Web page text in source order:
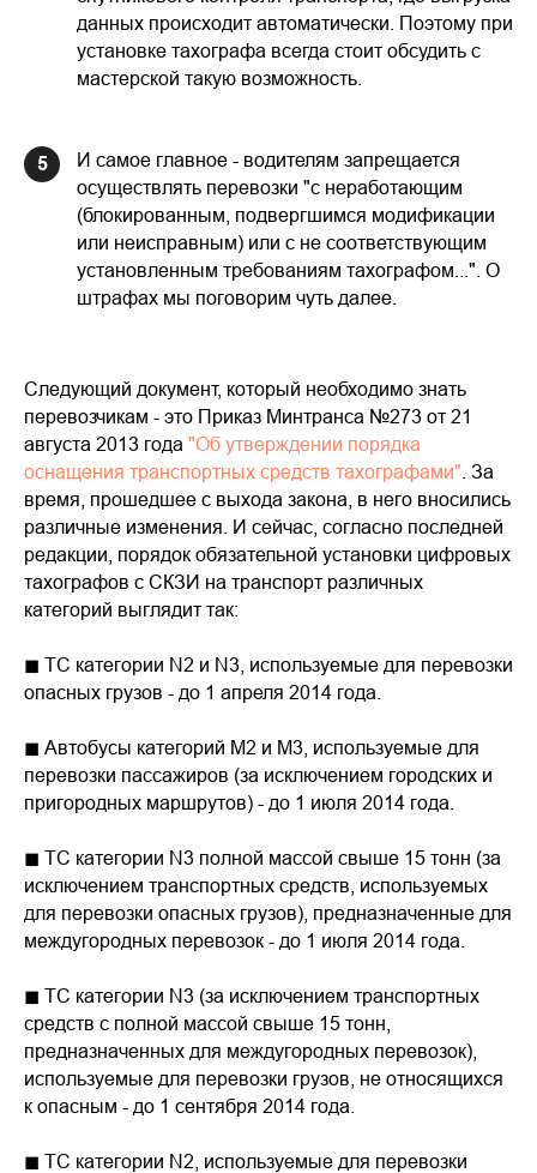
данных происходит автоматически. Поэтому при
установке тахографа всегда стоит обсудить с
мастерской такую возможность.
5
И самое главное - водителям запрещается
осуществлять перевозки "с неработающим
(блокированным, подвергшимся модификации
или неисправным) или с не соответствующим
установленным требованиям тахографом...". О
штрафах мы поговорим чуть далее.
Следующий документ, который необходимо знать
перевозчикам - это Приказ Минтранса №273 от 21
августа 2013 года "Об утверждении порядка
оснащения транспортных средств тахографами" . За
время, прошедшее с выхода закона, в него вносились
различные изменения. И сейчас, согласно последней
редакции, порядок обязательной установки цифровых
тахографов с СКЗИ на транспорт различных
категорий выглядит так:
◼ ТС категории N2 и N3, используемые для перевозки
опасных грузов - до 1 апреля 2014 года.
◼ Автобусы категорий М2 и М3, используемые для
перевозки пассажиров (за исключением городских и
пригородных маршрутов) - до 1 июля 2014 года.
◼ ТС категории N3 полной массой свыше 15 тонн (за
исключением транспортных средств, используемых
для перевозки опасных грузов), предназначенные для
междугородных перевозок - до 1 июля 2014 года.
◼ ТС категории N3 (за исключением транспортных
средств с полной массой свыше 15 тонн,
предназначенных для междугородных перевозок),
используемые для перевозки грузов, не относящихся
к опасным - до 1 сентября 2014 года.
◼ ТС категории N2, используемые для перевозки